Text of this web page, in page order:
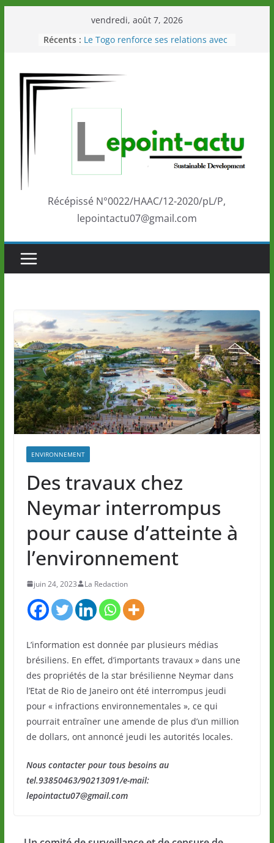
vendredi, août 7, 2026
Récents : Le Togo renforce ses relations avec
Éléphants en Côte d’Ivoire
LOTO DETENTE”, un nouveau tirage
marque de confiance au Togo sur
la scène internationale au-delà des
performances de ses athlètes
Togo: Que retenir de la politique
éducation et de l’ambition de
Récépissé N°0022/HAAC/12-2020/pL/P,
lepointactu07@gmail.com
ENVIRONNEMENT
Des travaux chez
Neymar interrompus
pour cause d’atteinte à
l’environnement
juin 24, 2023 La Redaction
L’information est donnée par plusieurs médias
brésiliens. En effet, d’importants travaux » dans une
des propriétés de la star brésilienne Neymar dans
l’Etat de Rio de Janeiro ont été interrompus jeudi
pour « infractions environnementales », ce qui
pourrait entraîner une amende de plus d’un million
de dollars, ont annoncé jeudi les autorités locales.
Nous contacter pour tous besoins au
tel.93850463/90213091/e-mail:
lepointactu07@gmail.com